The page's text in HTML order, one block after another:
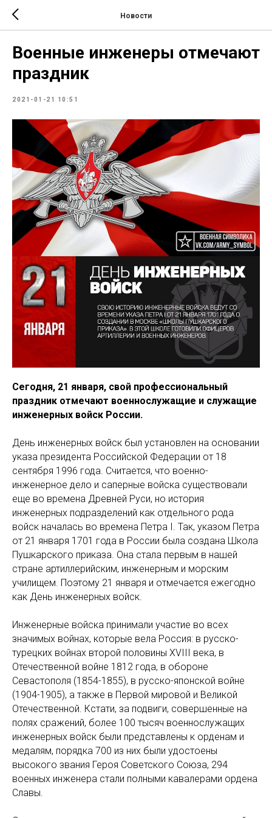
Новости
Военные инженеры отмечают
праздник
2021-01-21 10:51
Сегодня, 21 января, свой профессиональный
праздник отмечают военнослужащие и служащие
инженерных войск России.
День инженерных войск был установлен на основании
указа президента Российской Федерации от 18
сентября 1996 года. Считается, что военно-
инженерное дело и саперные войска существовали
еще во времена Древней Руси, но история
инженерных подразделений как отдельного рода
войск началась во времена Петра I. Так, указом Петра
от 21 января 1701 года в России была создана Школа
Пушкарского приказа. Она стала первым в нашей
стране артиллерийским, инженерным и морским
училищем. Поэтому 21 января и отмечается ежегодно
как День инженерных войск.
Инженерные войска принимали участие во всех
значимых войнах, которые вела Россия: в русско-
турецких войнах второй половины XVIII века, в
Отечественной войне 1812 года, в обороне
Севастополя (1854-1855), в русско-японской войне
(1904-1905), а также в Первой мировой и Великой
Отечественной. Кстати, за подвиги, совершенные на
полях сражений, более 100 тысяч военнослужащих
инженерных войск были представлены к орденам и
медалям, порядка 700 из них были удостоены
высокого звания Героя Советского Союза, 294
военных инженера стали полными кавалерами ордена
Славы.